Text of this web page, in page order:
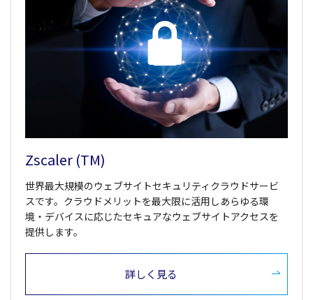
Zscaler (TM)
世界最大規模のウェブサイトセキュリティクラウドサービ
スです。クラウドメリットを最大限に活用しあらゆる環
境・デバイスに応じたセキュアなウェブサイトアクセスを
提供します。
詳しく見る